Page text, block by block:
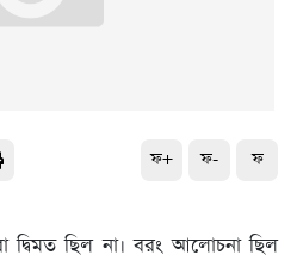
ফ+ ফ- ফ
দ্বিমত ছিল না। বরং আলোচনা ছিল